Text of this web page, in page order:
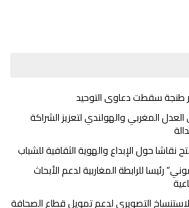
طنجة سقطت دعاوى التوحيد
المغربي والهولندي لتعزيز الشراكة
نقاشا حول الإبداع والهوية الثقافية للشباب
رئيسا للرابطة المغاربية لدعم الأبحاث
التصويري لدعم تمويل قطاع الصحافة